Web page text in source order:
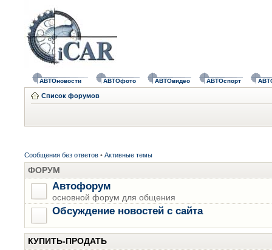
АВТОновости АВТОфото АВТОвидео АВТОспорт
Список форумов
Сообщения без ответов • Активные темы
ФОРУМ
Автофорум
основной форум для общения
Обсуждение новостей с сайта
КУПИТЬ-ПРОДАТЬ